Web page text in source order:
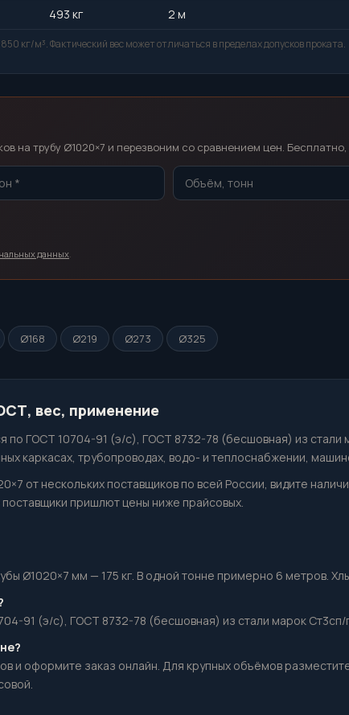
493 кг 2 м
кг/м³. Фактический вес может отличаться в пределах допусков проката.
на трубу Ø1020×7 и перезвоним со сравнением цен. Бесплатно,
данных.
Ø168 Ø219 Ø273 Ø325
вес, применение
по ГОСТ 10704-91 (э/с), ГОСТ 8732-78 (бесшовная) из
каркасах, трубопроводах, водо- и теплоснабжении,
от нескольких поставщиков по всей России, видите
пришлют цены ниже прайсовых.
Ø1020×7 мм — 175 кг. В одной тонне примерно 6 метров.
91 (э/с), ГОСТ 8732-78 (бесшовная) из стали марок
и оформите заказ онлайн. Для крупных объёмов